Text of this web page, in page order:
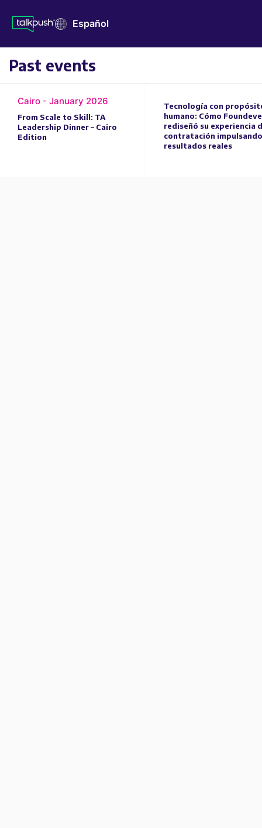
Español
Past events
Cairo - January 2026
From Scale to Skill: TA
Leadership Dinner – Cairo
Edition
Tecnología con
humano: Cómo
rediseñó su experiencia
contratación impulsando
resultados reales